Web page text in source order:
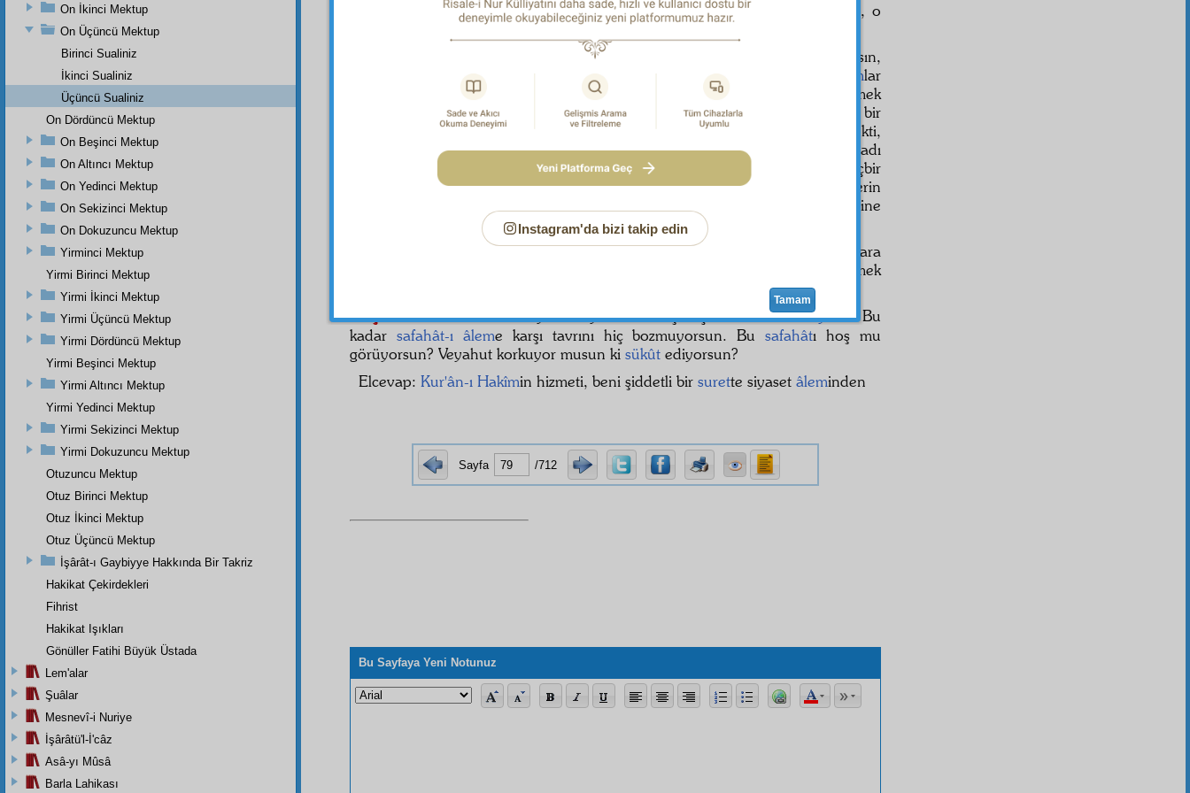
mânâsızdır. Eğer onların elinde birhakveya kuvvetli biresbab
bulunsaydı, o
vakit onlara karşı da müracaat
olunurdu.
Başlarını yesin, dünyalarını tamamen bıraktığım ve ayaklarına dolaşsın,
siyasetlerini büs bütün terk ettiğim halde, düşündükleri bahaneler,
evhamlar
elbette asılsız olduğundan, onlara
müracaat evham
vermek
istemiyorum. Eğer uçları
ecnebîelinde olan dünya siyasetine karışmak için bir
m olsaydı, değil sekiz sene, belki sekiz saat kalmayacak,
edecekti,
kendini gösterecekti. Halbuki sekiz senedir birtek gazete okumak arzum olmadı
ve okumadım. Dört senedir buradataht-ı nezaret
te bulunuyorum; hiçbir
görülmedi. Demek,Kur'ân-ı Hakîmin hizmetinin bütün siyasetlerin
i var ki, çoğu yalancılıktan ibaret olan dünya siyasetine
e meydan vermiyor.
ımın ikinci sebebi şudur ki:Haksızlığı
zanneden adamlara
etmek
ÜÇÜNCÜ SUALİNİZ:Dünyanın siyasetine karşı niçin bu kadarlâkaytsın? Bu
kadar safahât-ı âleme karşı tavrını hiç bozmuyorsun. Busafahâtı hoş mu
görüyorsun? Veyahut korkuyor musun ki sükût ediyorsun?
Elcevap: Kur'ân-ı Hakîmin hizmeti, beni şiddetli bir surette siyaset âleminden
Sayfa /712
Bu Sayfaya Yeni Notunuz
On İkinci Mektup
On Üçüncü Mektup
Birinci Sualiniz
İkinci Sualiniz
Üçüncü Sualiniz
On Dördüncü Mektup
On Beşinci Mektup
On Altıncı Mektup
On Yedinci Mektup
On Sekizinci Mektup
On Dokuzuncu Mektup
Yirminci Mektup
Yirmi Birinci Mektup
Yirmi İkinci Mektup
Yirmi Üçüncü Mektup
Yirmi Dördüncü Mektup
Yirmi Beşinci Mektup
Yirmi Altıncı Mektup
Yirmi Yedinci Mektup
Yirmi Sekizinci Mektup
Yirmi Dokuzuncu Mektup
Otuzuncu Mektup
Otuz Birinci Mektup
Otuz İkinci Mektup
Otuz Üçüncü Mektup
İşârât-ı Gaybiyye Hakkında Bir Takriz
Hakikat Çekirdekleri
Fihrist
Hakikat Işıkları
Gönüller Fatihi Büyük Üstada
Lem'alar
Şuâlar
Mesnevî-i Nuriye
İşârâtü'l-İ'câz
Asâ-yı Mûsâ
Barla Lahikası
Instagram'da bizi takip edin
Tamam